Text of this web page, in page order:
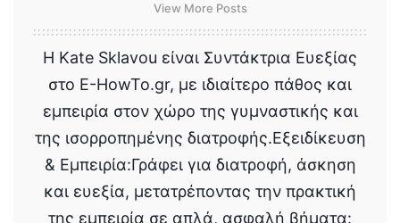
View More Posts
Η Kate Sklavou είναι Συντάκτρια Ευεξίας
στο E-HowTo.gr, με ιδιαίτερο πάθος και
εμπειρία στον χώρο της γυμναστικής και
της ισορροπημένης διατροφής.Εξειδίκευση
& Εμπειρία:Γράφει για διατροφή, άσκηση
και ευεξία, μετατρέποντας την πρακτική
της εμπειρία σε απλά, ασφαλή βήματα: